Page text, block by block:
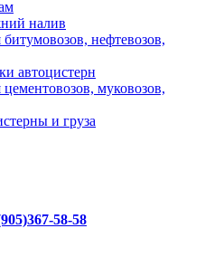
налив
нефтевозов,
автоцистерн
муковозов,
и груза
58-58